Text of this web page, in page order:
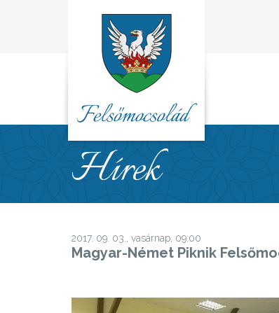
Hírek
2017. 09. 03., vasárnap, 09:00
Magyar-Német Piknik